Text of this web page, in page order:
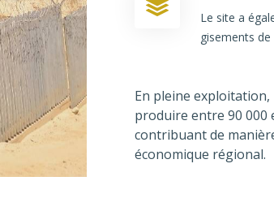
Le site a
gisements
En pleine exploitation,
produire entre 90 000
contribuant de
économique régional.